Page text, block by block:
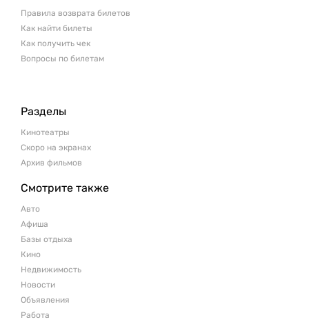
Правила возврата билетов
Как найти билеты
Как получить чек
Вопросы по билетам
Разделы
Кинотеатры
Скоро на экранах
Архив фильмов
Смотрите также
Авто
Афиша
Базы отдыха
Кино
Недвижимость
Новости
Объявления
Работа